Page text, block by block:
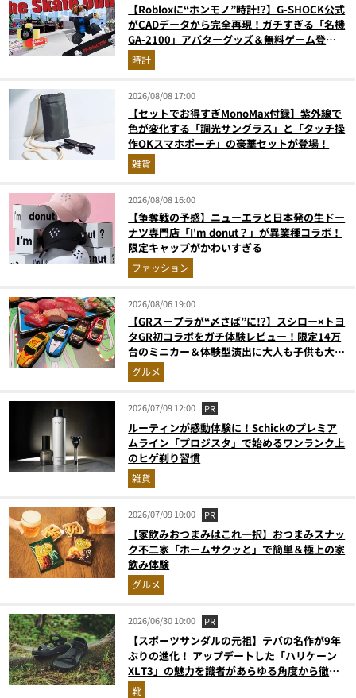
【Robloxに“ホンモノ”時計!?】G-SHOCK公式
がCADデータから完全再現！ガチすぎる「名機
GA-2100」アバターグッズ＆無料ゲーム登場
が見逃せない
時計
2026/08/08 17:00
【セットでお得すぎMonoMax付録】紫外線で
色が変化する「調光サングラス」と「タッチ操
作OKスマホポーチ」の豪華セットが登場！
雑貨
2026/08/08 16:00
【争奪戦の予感】ニューエラと日本発の生ドー
ナツ専門店「I'm donut？」が異業種コラボ！
限定キャップがかわいすぎる
ファッション
2026/08/06 19:00
【GRスープラが“〆さば”に!?】スシロー×トヨ
タGR初コラボをガチ体験レビュー！限定14万
台のミニカー＆体験型演出に大人も子供も大興
奮間違いなし
グルメ
2026/07/09 12:00 PR
ルーティンが感動体験に！Schickのプレミア
ムライン「プロジスタ」で始めるワンランク上
のヒゲ剃り習慣
雑貨
2026/07/09 10:00 PR
【家飲みおつまみはこれ一択】おつまみスナッ
ク不二家「ホームサクッと」で簡単＆極上の家
飲み体験
グルメ
2026/06/30 10:00 PR
【スポーツサンダルの元祖】テバの名作が9年
ぶりの進化！ アップデートした「ハリケーン
XLT3」の魅力を識者があらゆる角度から徹底
解説！
靴